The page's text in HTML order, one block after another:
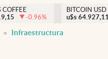
México
COFFEE
-0.96%
BITCOIN USD
u$s
Infraestructura